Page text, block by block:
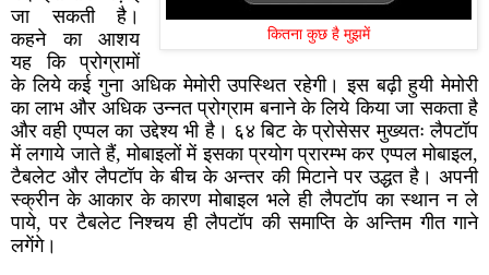
कितना कुछ है मुझमें
जा सकती है।
कहने का आशय
यह कि प्रोग्रामों
के लिये कई गुना अधिक मेमोरी उपस्थित रहेगी। इस बढ़ी हुयी मेमोरी
का लाभ और अधिक उन्नत प्रोग्राम बनाने के लिये किया जा सकता है
और वही एप्पल का उद्देश्य भी है। ६४ बिट के प्रोसेसर मुख्यतः लैपटॉप
में लगाये जाते हैं, मोबाइलों में इसका प्रयोग प्रारम्भ कर एप्पल मोबाइल,
टैबलेट और लैपटॉप के बीच के अन्तर की मिटाने पर उद्धत है। अपनी
स्क्रीन के आकार के कारण मोबाइल भले ही लैपटॉप का स्थान न ले
पाये, पर टैबलेट निश्चय ही लैपटॉप की समाप्ति के अन्तिम गीत गाने
लगेंगे।